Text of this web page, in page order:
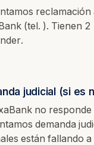
reclamación
(tel. ). Tienen 2
judicial (si es
no
demanda
están fallando